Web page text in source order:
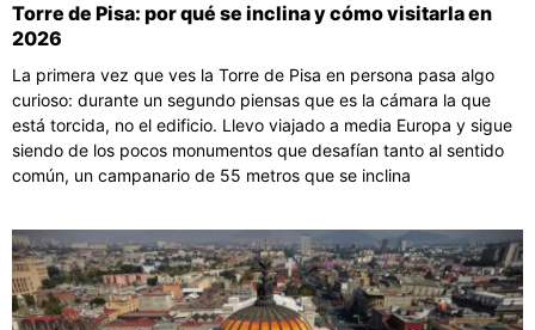
Torre de Pisa: por qué se inclina y cómo visitarla en
2026
La primera vez que ves la Torre de Pisa en persona pasa algo
curioso: durante un segundo piensas que es la cámara la que
está torcida, no el edificio. Llevo viajado a media Europa y sigue
siendo de los pocos monumentos que desafían tanto al sentido
común, un campanario de 55 metros que se inclina